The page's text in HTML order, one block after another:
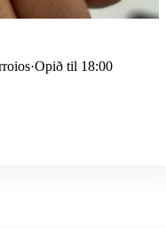
·Opið til 18:00